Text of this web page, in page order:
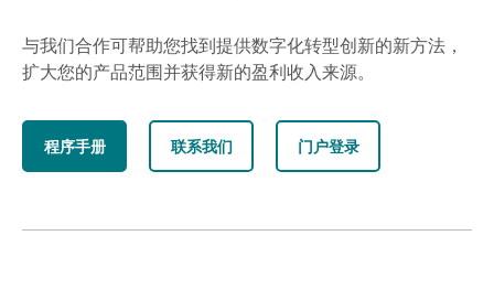
与我们合作可帮助您找到提供数字化转型创新的新方法，
扩大您的产品范围并获得新的盈利收入来源。
程序手册 联系我们 门户登录